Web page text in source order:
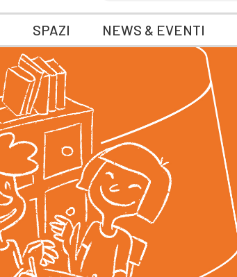
SPAZI NEWS & EVENTI